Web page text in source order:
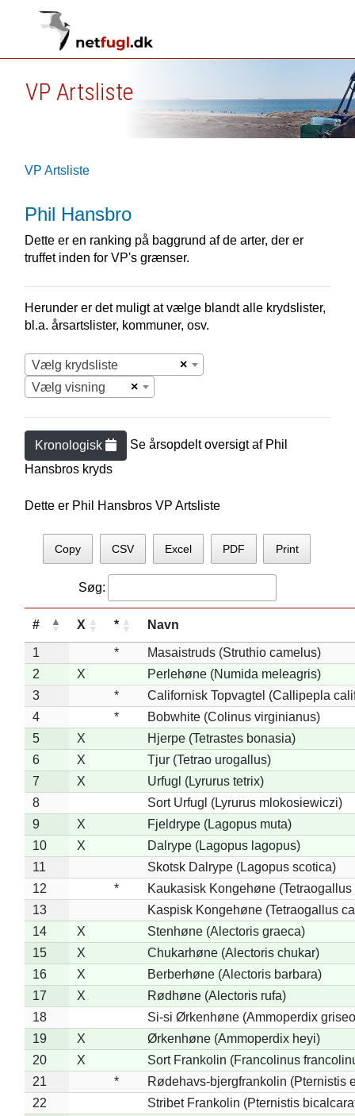
VP Artsliste
VP Artsliste
Phil Hansbro
Dette er en ranking på baggrund af de arter, der er
truffet inden for VP's grænser.
Herunder er det muligt at vælge blandt alle krydslister,
bl.a. årsartslister, kommuner, osv.
×
Vælg krydsliste
×
Vælg visning
Kronologisk Se årsopdelt oversigt af Phil
Hansbros kryds
Dette er Phil Hansbros VP Artsliste
Copy CSV Excel PDF Print
Søg:
# X * Navn
1 *
Masaistruds (Struthio camelus)
2
X
Perlehøne (Numida meleagris)
3
*
Californisk Topvagtel (Callipepla
4
*
Bobwhite (Colinus virginianus)
5
X
Hjerpe (Tetrastes bonasia)
6
X
Tjur (Tetrao urogallus)
7
X
Urfugl (Lyrurus tetrix)
8
Sort Urfugl (Lyrurus mlokosiewiczi)
9
X
Fjeldrype (Lagopus muta)
10
X
Dalrype (Lagopus lagopus)
11
Skotsk Dalrype (Lagopus scotica)
12
*
Kaukasisk Kongehøne
13
Kaspisk Kongehøne (Tetraogallus
14
X
Stenhøne (Alectoris graeca)
15
X
Chukarhøne (Alectoris chukar)
16
X
Berberhøne (Alectoris barbara)
17
X
Rødhøne (Alectoris rufa)
18
Si-si Ørkenhøne (Ammoperdix
19
X
Ørkenhøne (Ammoperdix heyi)
20
X
Sort Frankolin (Francolinus
21
*
Rødehavs-bjergfrankolin (Pternistis
22
Stribet Frankolin (Pternistis